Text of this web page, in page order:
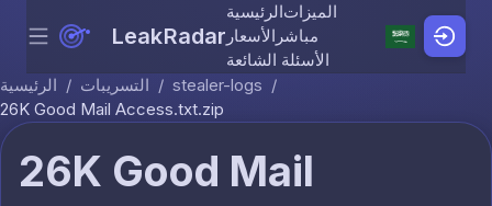
Skip to content
Menu LeakRadar
الرئيسيةالميزات
الأسعار مباشر
الأسئلة الشائعة
الرئيسية / التسريبات / stealer-logs /
26K Good Mail Access.txt.zip
26K Good Mail